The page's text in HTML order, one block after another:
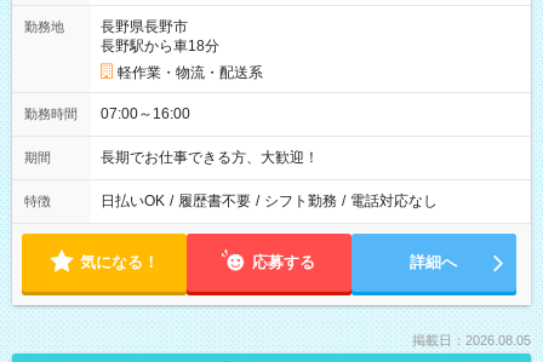
勤務地
長野県長野市
長野駅から車18分
軽作業・物流・配送系
勤務時間 07:00～16:00
期間 長期でお仕事できる方、大歓迎！
特徴 日払いOK / 履歴書不要 / シフト勤務 / 電話対応なし
気になる！ 応募する 詳細へ
掲載日：2026.08.05